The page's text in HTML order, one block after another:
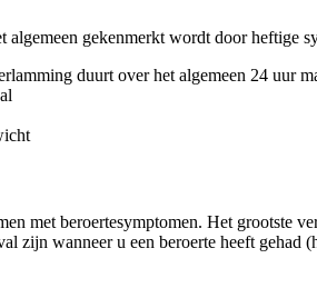
gekenmerkt wordt door heftige
duurt over het algemeen 24 uur
met beroertesymptomen. Het grootste
wanneer u een beroerte heeft gehad